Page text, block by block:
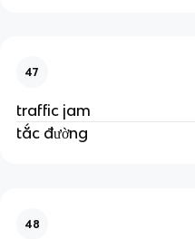
47
traffic jam
tắc đường
48